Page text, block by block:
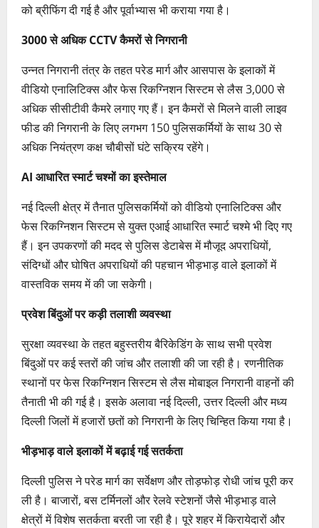
को ब्रीफिंग दी गई है और पूर्वाभ्यास भी कराया गया है।
3000 से अधिक CCTV कैमरों से निगरानी
उन्नत निगरानी तंत्र के तहत परेड मार्ग और आसपास के इलाकों में
वीडियो एनालिटिक्स और फेस रिकग्निशन सिस्टम से लैस 3,000 से
अधिक सीसीटीवी कैमरे लगाए गए हैं। इन कैमरों से मिलने वाली लाइव
फीड की निगरानी के लिए लगभग 150 पुलिसकर्मियों के साथ 30 से
अधिक नियंत्रण कक्ष चौबीसों घंटे सक्रिय रहेंगे।
AI आधारित स्मार्ट चश्मों का इस्तेमाल
नई दिल्ली क्षेत्र में तैनात पुलिसकर्मियों को वीडियो एनालिटिक्स और
फेस रिकग्निशन सिस्टम से युक्त एआई आधारित स्मार्ट चश्मे भी दिए गए
हैं। इन उपकरणों की मदद से पुलिस डेटाबेस में मौजूद अपराधियों,
संदिग्धों और घोषित अपराधियों की पहचान भीड़भाड़ वाले इलाकों में
वास्तविक समय में की जा सकेगी।
प्रवेश बिंदुओं पर कड़ी तलाशी व्यवस्था
सुरक्षा व्यवस्था के तहत बहुस्तरीय बैरिकेडिंग के साथ सभी प्रवेश
बिंदुओं पर कई स्तरों की जांच और तलाशी की जा रही है। रणनीतिक
स्थानों पर फेस रिकग्निशन सिस्टम से लैस मोबाइल निगरानी वाहनों की
तैनाती भी की गई है। इसके अलावा नई दिल्ली, उत्तर दिल्ली और मध्य
दिल्ली जिलों में हजारों छतों को निगरानी के लिए चिन्हित किया गया है।
भीड़भाड़ वाले इलाकों में बढ़ाई गई सतर्कता
दिल्ली पुलिस ने परेड मार्ग का सर्वेक्षण और तोड़फोड़ रोधी जांच पूरी कर
ली है। बाजारों, बस टर्मिनलों और रेलवे स्टेशनों जैसे भीड़भाड़ वाले
क्षेत्रों में विशेष सतर्कता बरती जा रही है। पूरे शहर में किरायेदारों और